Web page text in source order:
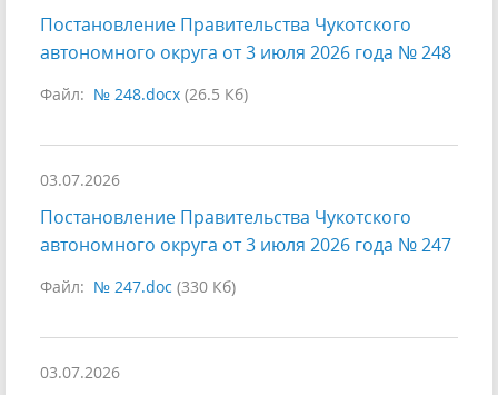
Постановление Правительства Чукотского
автономного округа от 3 июля 2026 года № 248
Файл: № 248.docx (26.5 Кб)
03.07.2026
Постановление Правительства Чукотского
автономного округа от 3 июля 2026 года № 247
Файл: № 247.doc (330 Кб)
03.07.2026